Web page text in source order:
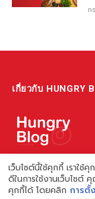
ก
เกี่ยวกับ HUNGRY
แหล่งรวมข้อมูล ข่าวสาร
รีวิว ชี้เป้า รวมถึงความ
เว็บไซต์นี้ใช้คุกกี้ เราใช้
ดีในการใช้งานเว็บไซต์
คุกกี้ได้ โดยคลิก การตั้